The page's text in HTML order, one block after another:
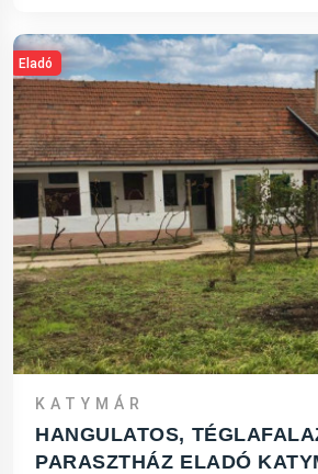
Eladó
KATYMÁR
HANGULATOS,
PARASZTHÁZ ELADÓ